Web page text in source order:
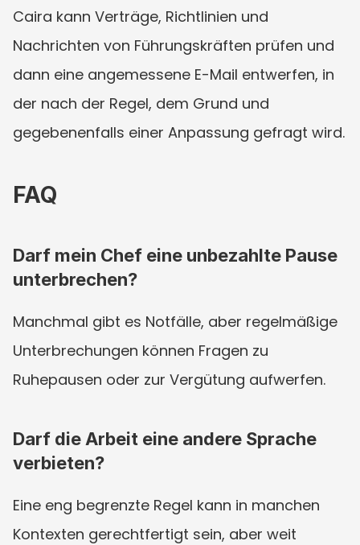
Caira kann Verträge, Richtlinien und
Nachrichten von Führungskräften prüfen und
dann eine angemessene E-Mail entwerfen, in
der nach der Regel, dem Grund und
gegebenenfalls einer Anpassung gefragt wird.
FAQ
Darf mein Chef eine unbezahlte Pause
unterbrechen?
Manchmal gibt es Notfälle, aber regelmäßige
Unterbrechungen können Fragen zu
Ruhepausen oder zur Vergütung aufwerfen.
Darf die Arbeit eine andere Sprache
verbieten?
Eine eng begrenzte Regel kann in manchen
Kontexten gerechtfertigt sein, aber weit